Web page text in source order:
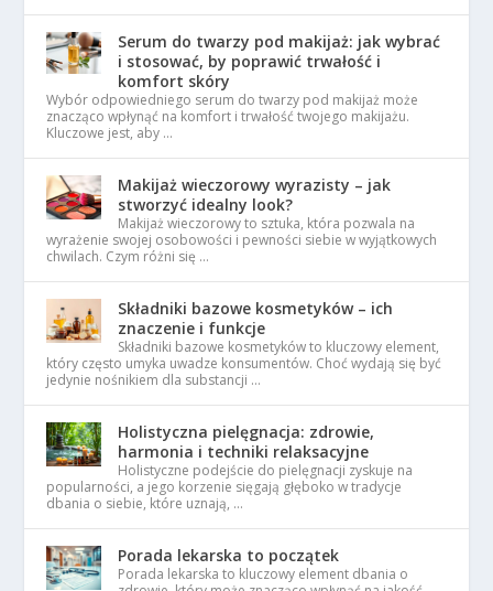
Serum do twarzy pod makijaż: jak wybrać
i stosować, by poprawić trwałość i
komfort skóry
Wybór odpowiedniego serum do twarzy pod makijaż może
znacząco wpłynąć na komfort i trwałość twojego makijażu.
Kluczowe jest, aby …
Makijaż wieczorowy wyrazisty – jak
stworzyć idealny look?
Makijaż wieczorowy to sztuka, która pozwala na
wyrażenie swojej osobowości i pewności siebie w wyjątkowych
chwilach. Czym różni się …
Składniki bazowe kosmetyków – ich
znaczenie i funkcje
Składniki bazowe kosmetyków to kluczowy element,
który często umyka uwadze konsumentów. Choć wydają się być
jedynie nośnikiem dla substancji …
Holistyczna pielęgnacja: zdrowie,
harmonia i techniki relaksacyjne
Holistyczne podejście do pielęgnacji zyskuje na
popularności, a jego korzenie sięgają głęboko w tradycje
dbania o siebie, które uznają, …
Porada lekarska to początek
Porada lekarska to kluczowy element dbania o